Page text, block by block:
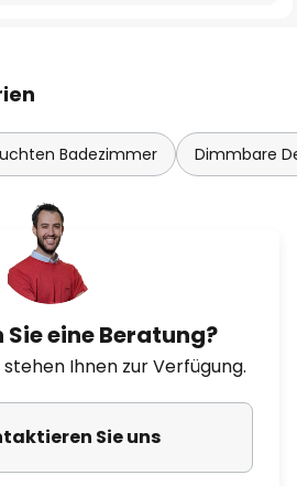
Badezimmer Dimmbare
eine Beratung?
Ihnen zur Verfügung.
Sie uns